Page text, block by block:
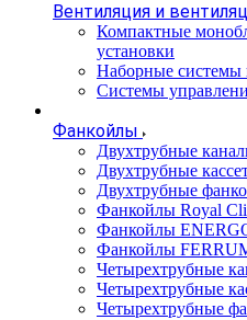
Вентиляция и
Компактные
установки
Наборные системы
Системы
Фанкойлы
Двухтрубные
Двухтрубные
Двухтрубные
Фанкойлы Royal
Фанкойлы
Фанкойлы
Четырехтрубные
Четырехтрубные
Четырехтрубные